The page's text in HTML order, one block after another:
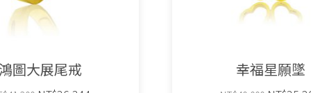
圖大展尾戒 幸福星願墜